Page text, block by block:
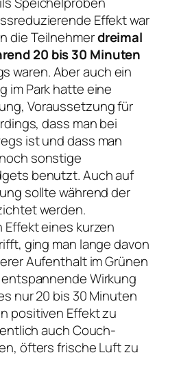
Effekt war
die Teilnehmerdreimal
20 bis 30 Minuten
waren. Aber auch ein
im Park hatte eine
Voraussetzung für
dass man bei
ist und dass man
sonstige
benutzt. Auch auf
sollte während der
werden.
eines kurzen
ging man lange davon
Aufenthalt im Grünen
Wirkung
nur 20 bis 30 Minuten
positiven Effekt zu
auch Couch-
öfters frische Luft zu